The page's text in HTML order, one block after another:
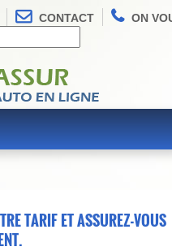
CONTACT ON
TARIF ET ASSUREZ-VOUS